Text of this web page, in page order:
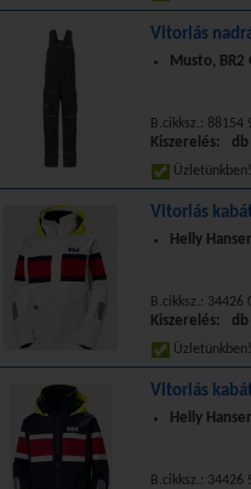
Vitorlás
Musto,
B.cikksz.: 88154
Kiszerelés: db
Vitorlás
Helly
B.cikksz.: 34426
Kiszerelés: db
Vitorlás
Helly
B.cikksz.: 34426